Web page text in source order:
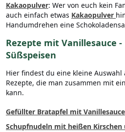
Kakaopulver: Wer von euch kein
auch einfach etwas Kakaopulver
Handumdrehen eine
Rezepte mit Vanillesauce -
Süßspeisen
Hier findest du eine kleine
Rezepte, die man zusammen mit
kann.
Gefüllter Bratapfel mit Vanillesauce
Schupfnudeln mit heißen Kirschen